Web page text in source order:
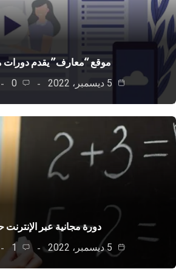
موقع “معارف” يقدم دورات مجانية…
5 ديسمبر، 2022
0
965
دورة مجانية عبر الإنترنت حول…
1
816